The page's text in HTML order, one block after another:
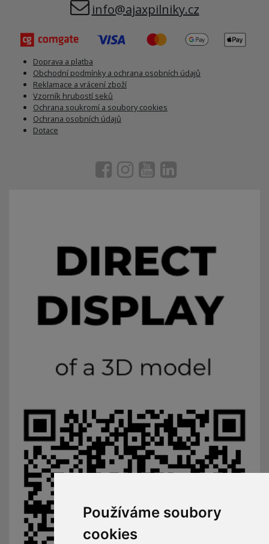
Používáme soubory
cookies
Doprava a platba
Obchodní podmínky a ochrana osobních údajů
Reklamace a vrácení zboží
Vzorník hrubostí seků
Ochrana soukromí a soubory cookies
Ochrana osobních údajů
Dotace
info@ajaxpilniky.cz